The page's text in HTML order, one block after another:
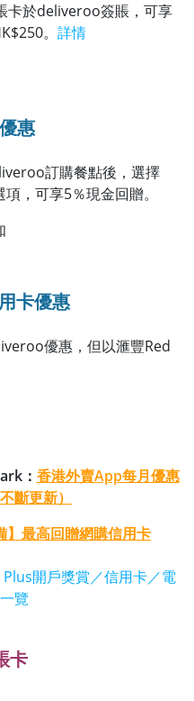
卡於deliveroo簽賬，可享
。 詳情
惠
訂購餐點後，選擇
，可享5％現金回贈。
卡優惠
優惠，但以滙豐Red
： 香港外賣App每月優惠
斷更新）
】最高回贈網購信用卡
開戶獎賞／信用卡／電
覽
卡